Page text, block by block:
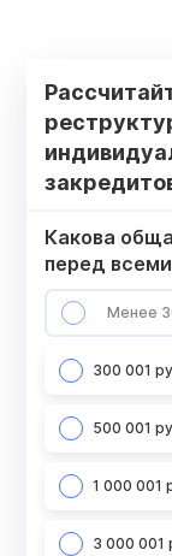
Какова
перед
Менее
300 001
500 001
1 000 001
3 000 001